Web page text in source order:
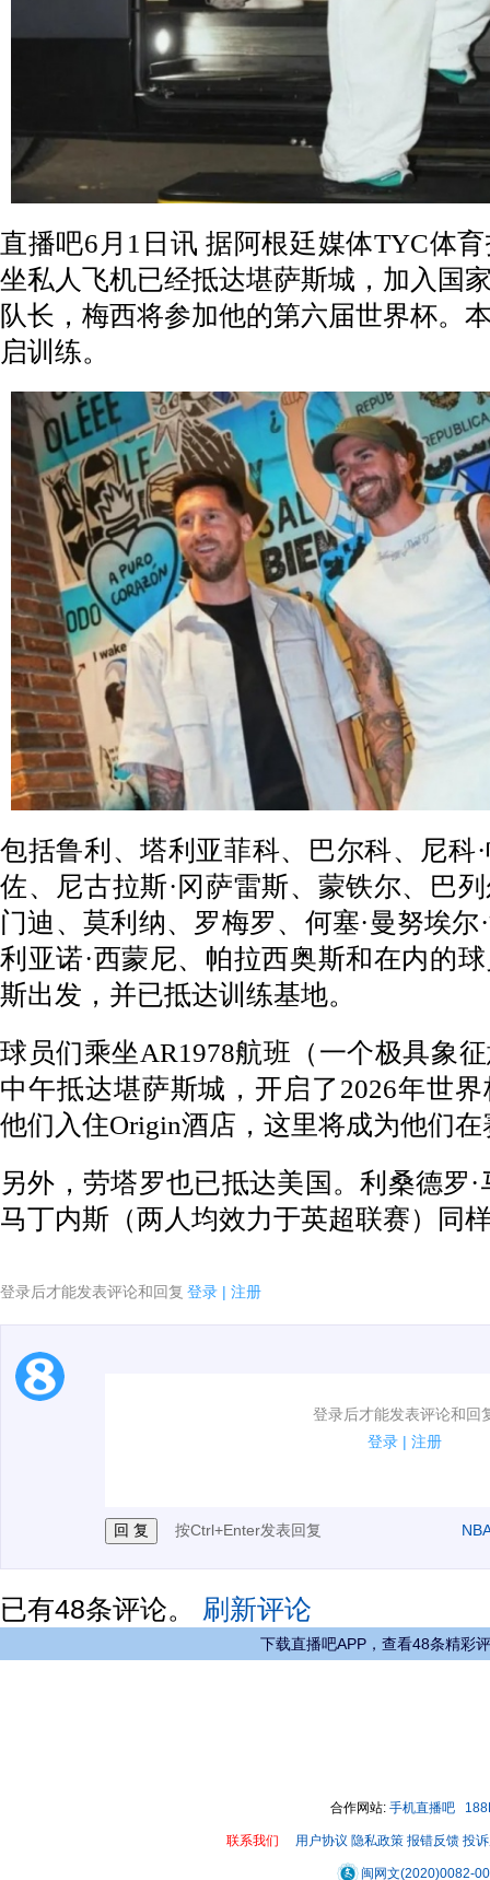
直播吧6月1日讯 据阿根廷媒体TYC体
坐私人飞机已经抵达堪萨斯城，加入国
队长，梅西将参加他的第六届世界杯。
启训练。
包括鲁利、塔利亚菲科、巴尔科、尼科
佐、尼古拉斯·冈萨雷斯、蒙铁尔、巴
门迪、莫利纳、罗梅罗、何塞·曼努埃
利亚诺·西蒙尼、帕拉西奥斯和在内的
斯出发，并已抵达训练基地。
球员们乘坐AR1978航班（一个极具象
中午抵达堪萨斯城，开启了2026年世
他们入住Origin酒店，这里将成为他们
另外，劳塔罗也已抵达美国。利桑德罗
马丁内斯（两人均效力于英超联赛）同
登录后才能发表评论和回复 登录 | 注册
登录后才能发表评论和回
登录 | 注册
1.电脑端新用户可以发表评论了！
按Ctrl+Enter发表回复
已有48条评论。 刷新评论
下载直播吧APP，查看48条精彩
合作网站: 手机直播吧
联系我们 用户协议 隐私政策 报错反馈 投
闽网文(2020)0082-